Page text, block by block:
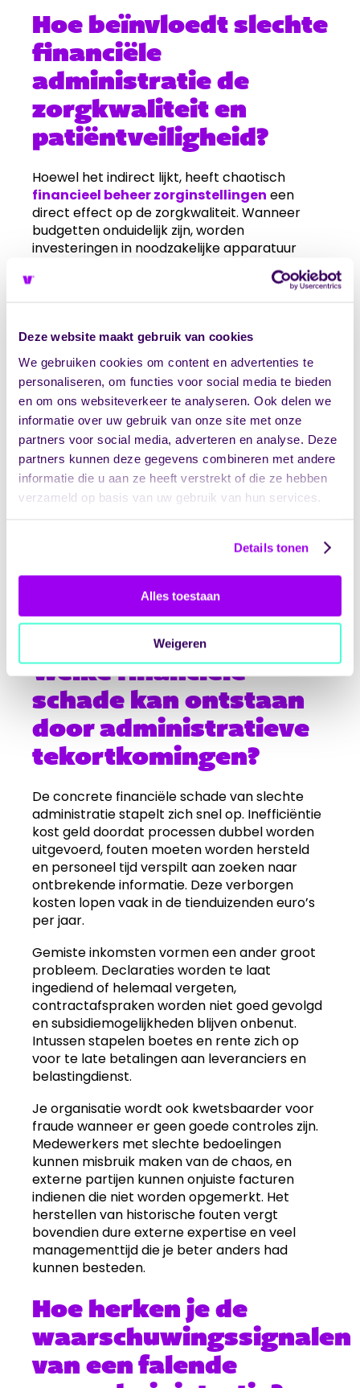
Deze website maakt gebruik van cookies
We gebruiken cookies om content en advertenties te
personaliseren, om functies voor social media te bieden
en om ons websiteverkeer te analyseren. Ook delen we
informatie over uw gebruik van onze site met onze
partners voor social media, adverteren en analyse. Deze
partners kunnen deze gegevens combineren met andere
informatie die u aan ze heeft verstrekt of die ze hebben
verzameld op basis van uw gebruik van hun services.
Details tonen
Alles toestaan
Weigeren
Hoe beïnvloedt slechte
financiële
administratie de
zorgkwaliteit en
patiëntveiligheid?
Hoewel het indirect lijkt, heeft chaotisch
financieel beheer zorginstellingen een
direct effect op de zorgkwaliteit. Wanneer
budgetten onduidelijk zijn, worden
investeringen in noodzakelijke apparatuur
uitgesteld. Verouderde medische middelen of
onvoldoende materialen brengen de kwaliteit
Personeelstekorten ontstaan wanneer er
middelen voor werving. Te weinig personeel
betekent hogere werkdruk, wat leidt tot
stress, fouten en uitval. Medewerkers
besteden bovendien veel tijd aan het oplossen
van administratieve chaos in plaats van aan
directe zorgverlening.
Vertraagde betalingen aan externe
zorgverleners of specialisten kunnen de
merken dit doordat afspraken worden
De administratieve rompslomp neemt ook tijd
weg van zorgprofessionals die eigenlijk
aandacht zouden moeten besteden aan hun
cliënten.
Welke financiële
schade kan ontstaan
door administratieve
tekortkomingen?
De concrete financiële schade van slechte
administratie stapelt zich snel op. Inefficiëntie
kost geld doordat processen dubbel worden
uitgevoerd, fouten moeten worden hersteld
en personeel tijd verspilt aan zoeken naar
ontbrekende informatie. Deze verborgen
kosten lopen vaak in de tienduizenden euro’s
per jaar.
Gemiste inkomsten vormen een ander groot
probleem. Declaraties worden te laat
ingediend of helemaal vergeten,
contractafspraken worden niet goed gevolgd
en subsidiemogelijkheden blijven onbenut.
Intussen stapelen boetes en rente zich op
voor te late betalingen aan leveranciers en
belastingdienst.
Je organisatie wordt ook kwetsbaarder voor
fraude wanneer er geen goede controles zijn.
Medewerkers met slechte bedoelingen
kunnen misbruik maken van de chaos, en
externe partijen kunnen onjuiste facturen
indienen die niet worden opgemerkt. Het
herstellen van historische fouten vergt
bovendien dure externe expertise en veel
managementtijd die je beter anders had
kunnen besteden.
Hoe herken je de
waarschuwingssignalen
van een falende